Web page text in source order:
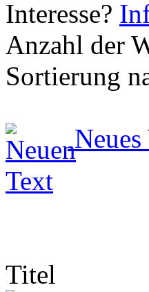
Interesse?
Anzahl der
Sortierung
Neues
Titel